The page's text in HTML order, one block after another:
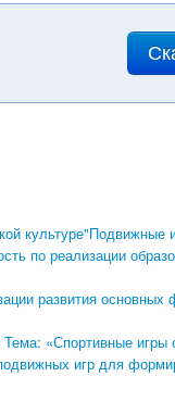
по реализации
развития
Тема: «Спортивные
игр для